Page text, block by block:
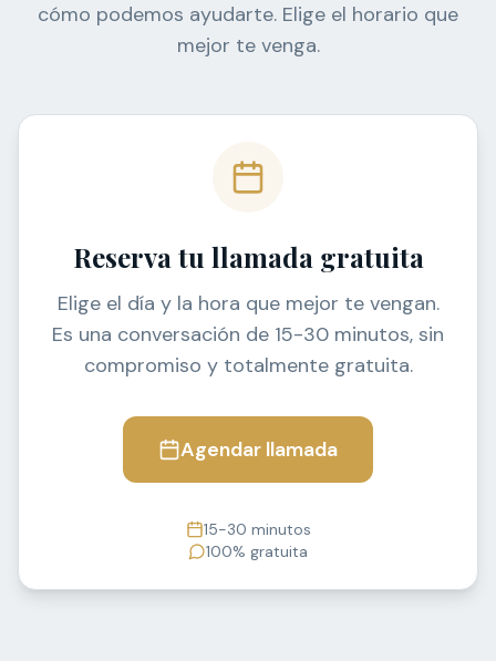
cómo podemos ayudarte. Elige el horario que
mejor te venga.
Reserva tu llamada gratuita
Elige el día y la hora que mejor te vengan.
Es una conversación de 15-30 minutos, sin
compromiso y totalmente gratuita.
Agendar llamada
15-30 minutos
100% gratuita